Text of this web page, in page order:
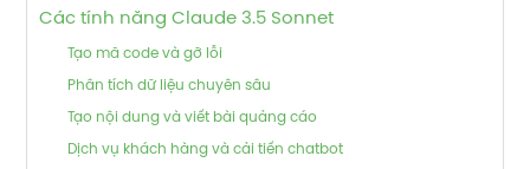
Các tính năng Claude 3.5 Sonnet
Tạo mã code và gỡ lỗi
Phân tích dữ liệu chuyên sâu
Tạo nội dung và viết bài quảng cáo
Dịch vụ khách hàng và cải tiến chatbot